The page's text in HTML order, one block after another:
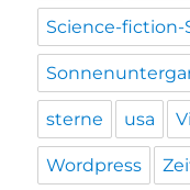
Science-fiction-
sterne usa
Wordpress